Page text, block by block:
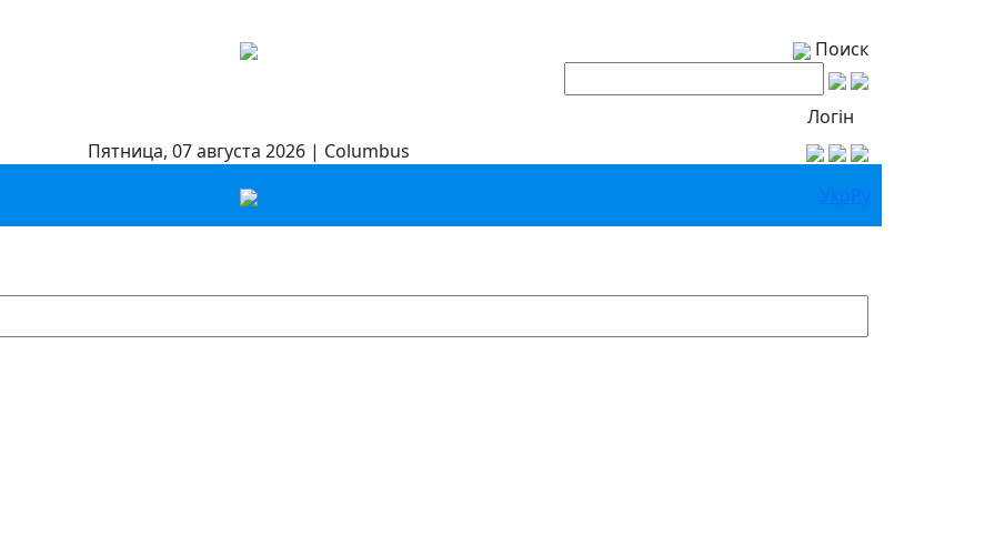
Поиск
Логін
Пятница, 07 августа 2026 | Columbus
УкрРу